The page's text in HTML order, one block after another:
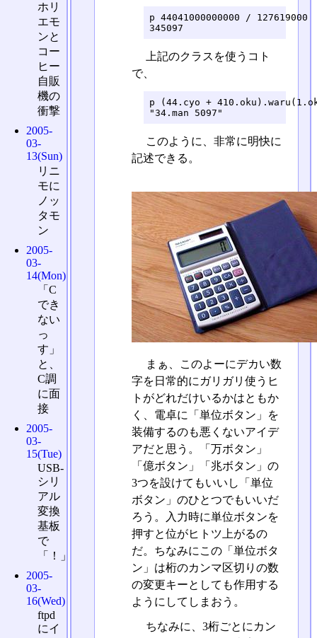
p 44041000000000 / 127619000
上記のクラスを使うコト
で、
p (44.cyo +
このように、非常に明快に
記述できる。
まぁ、このよーにデカい数
字を日常的にガリガリ使うヒ
トがどれだけいるかはともか
く、電卓に「単位ボタン」を
装備するのも悪くないアイデ
アだと思う。「万ボタン」
「億ボタン」「兆ボタン」の
3つを設けてもいいし「単位
ボタン」のひとつでもいいだ
ろう。入力時に単位ボタンを
押すと位がヒトツ上がるの
だ。ちなみにこの「単位ボタ
ン」は桁のカンマ区切りの数
の変更キーとしても作用する
ようにしてしまおう。
ちなみに、3桁ごとにカン
ホリ
エモ
ンと
コー
ヒー
自販
機の
衝撃
2005-
03-
13(Sun)
リニ
モに
ノッ
タモ
ン
2005-
03-
14(Mon)
「C
でき
ない
っ
す」
と、
C調
に面
接
2005-
03-
15(Tue)
USB-
シリ
アル
変換
基板
で
「！」
2005-
03-
16(Wed)
ftpd
にイ